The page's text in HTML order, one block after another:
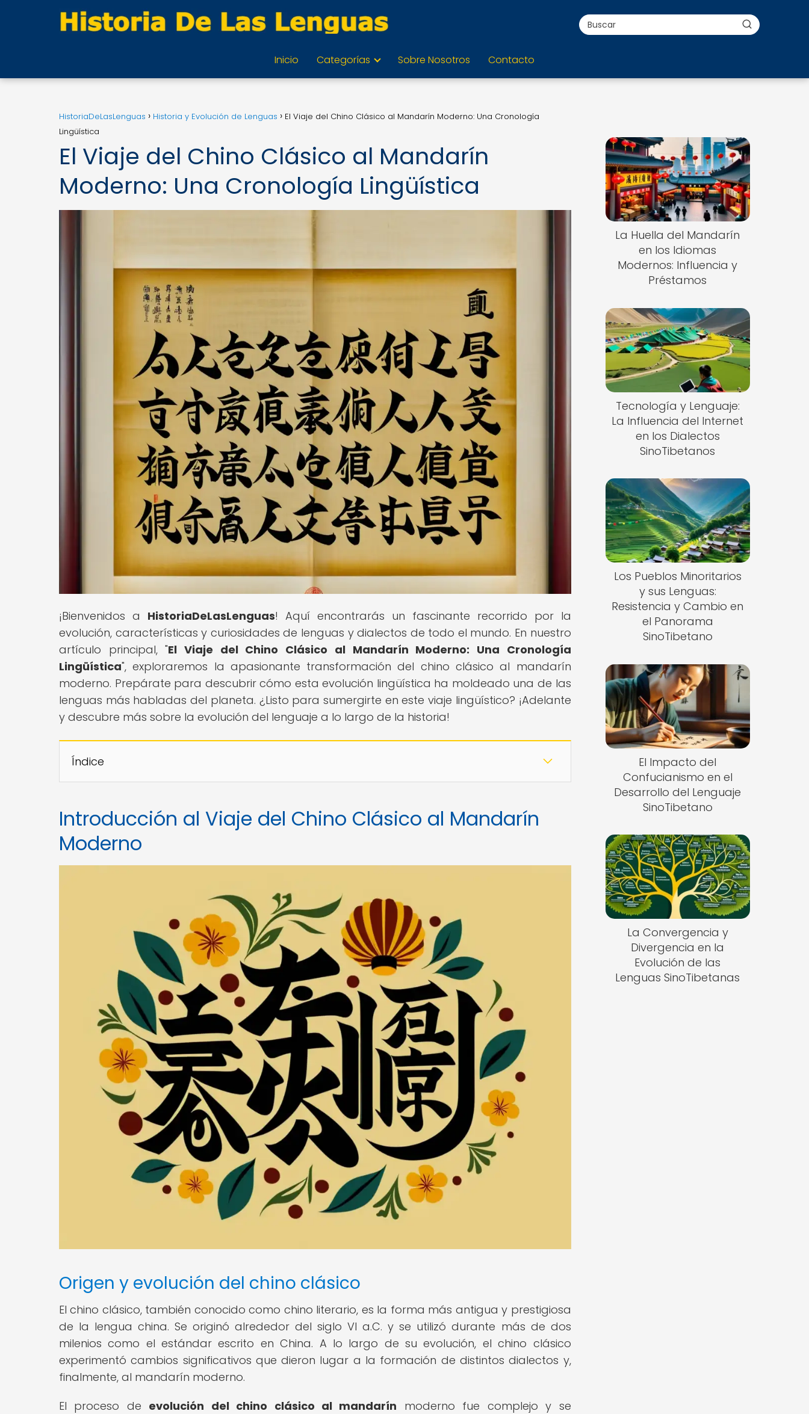
Inicio Categorías Sobre Nosotros Contacto
HistoriaDeLasLenguas Historia y Evolución de Lenguas
El Viaje del Chino Clásico al Mandarín Moderno: Una Cronología
Lingüística
El Viaje del Chino Clásico al Mandarín
Moderno: Una Cronología Lingüística
¡Bienvenidos a HistoriaDeLasLenguas! Aquí encontrarás un fascinante recorrido por la
evolución, características y curiosidades de lenguas y dialectos de todo el mundo. En nuestro
artículo principal, "El Viaje del Chino Clásico al Mandarín Moderno: Una Cronología
Lingüística", exploraremos la apasionante transformación del chino clásico al mandarín
moderno. Prepárate para descubrir cómo esta evolución lingüística ha moldeado una de las
lenguas más habladas del planeta. ¿Listo para sumergirte en este viaje lingüístico? ¡Adelante
y descubre más sobre la evolución del lenguaje a lo largo de la historia!
Índice
Introducción al Viaje del Chino Clásico al Mandarín
Moderno
Origen y evolución del chino clásico
El chino clásico, también conocido como chino literario, es la forma más antigua y prestigiosa
de la lengua china. Se originó alrededor del siglo VI a.C. y se utilizó durante más de dos
milenios como el estándar escrito en China. A lo largo de su evolución, el chino clásico
experimentó cambios significativos que dieron lugar a la formación de distintos dialectos y,
finalmente, al mandarín moderno.
El proceso de evolución del chino clásico al mandarín moderno fue complejo y se
La Huella del Mandarín
en los Idiomas
Modernos: Influencia y
Préstamos
Tecnología y Lenguaje:
La Influencia del Internet
en los Dialectos
SinoTibetanos
Los Pueblos Minoritarios
y sus Lenguas:
Resistencia y Cambio en
el Panorama
SinoTibetano
El Impacto del
Confucianismo en el
Desarrollo del Lenguaje
SinoTibetano
La Convergencia y
Divergencia en la
Evolución de las
Lenguas SinoTibetanas